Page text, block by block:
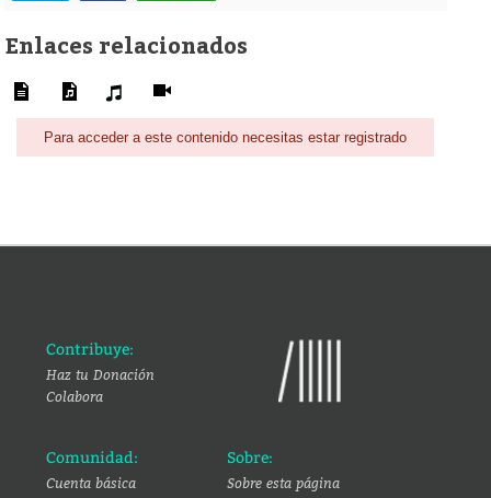
Enlaces relacionados
Para acceder a este contenido necesitas estar registrado
Contribuye:
Haz tu Donación
Colabora
Comunidad:
Cuenta básica
Sobre:
Sobre esta página